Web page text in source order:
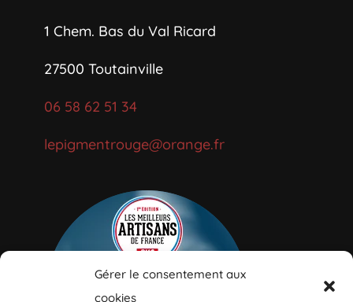
Gérer le consentement aux
cookies
1 Chem. Bas du Val Ricard
27500 Toutainville
06 58 62 51 34
lepigmentrouge@orange.fr